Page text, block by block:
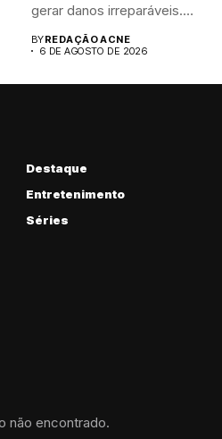
gerar danos irreparáveis.
BYREDAÇÃO ACNE
6 DE AGOSTO DE 2026
Destaque
Entretenimento
Séries
não encontrado.